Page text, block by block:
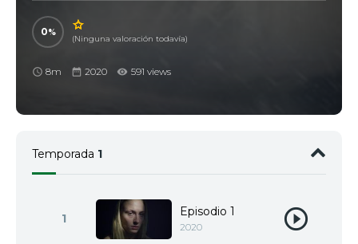
0
(Ninguna valoración todavía)
8m 2020 591 views
Temporada 1
1 Episodio 1
2020